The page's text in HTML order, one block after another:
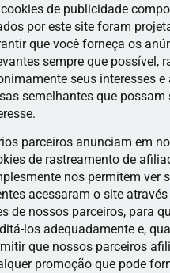
cookies de publicidade
​​por este site foram
que você forneça os
sempre que possível,
seus interesses e
semelhantes que possam
parceiros anunciam em
de rastreamento de
nos permitem ver
acessaram o site
de nossos parceiros, para
los adequadamente e,
que nossos parceiros
promoção que pode